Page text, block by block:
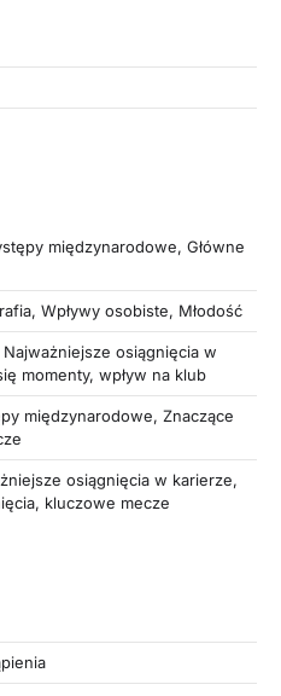
międzynarodowe, Główne
Wpływy osobiste, Młodość
osiągnięcia w
momenty, wpływ na klub
międzynarodowe, Znaczące
osiągnięcia w karierze,
kluczowe mecze